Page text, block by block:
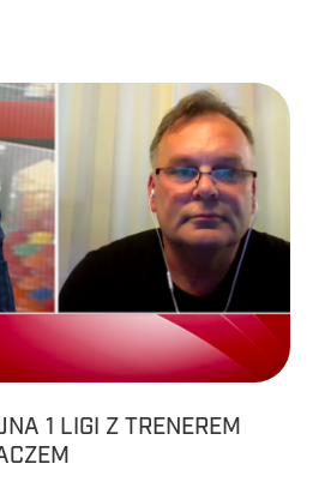
1 LIGI Z TRENEREM